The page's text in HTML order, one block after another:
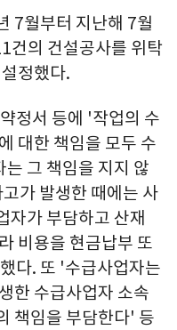
7월부터 지난해 7월
건의 건설공사를 위탁
정했다.
정서 등에 '작업의 수
대한 책임을 모두 수
그 책임을 지지 않
가 발생한 때에는 사
자가 부담하고 산재
비용을 현금납부 또
다. 또 '수급사업자는
한 수급사업자 소속
책임을 부담한다' 등